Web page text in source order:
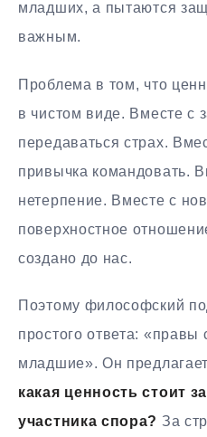
младших, а пытаются
важным.
Проблема в том, что
в чистом виде. Вместе с
передаваться страх.
привычка командовать.
нетерпение. Вместе с
поверхностное
создано до нас.
Поэтому философский
простого ответа:
младшие». Он
какая ценность стоит
участника спора? За